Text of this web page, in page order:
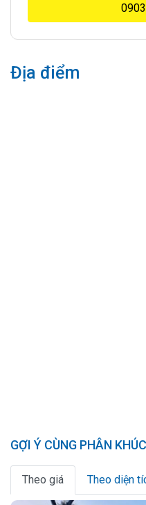
Địa điểm
GỢI Ý CÙNG PHÂN KHÚC
Theo giá Theo diện